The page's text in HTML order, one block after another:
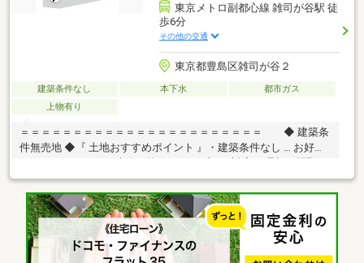
東京メトロ副都心線 雑司が谷駅 徒
歩6分
その他の交通
東京都豊島区雑司が谷２
建築条件なし 本下水
都市ガス
上物有り
＝＝＝＝＝＝＝＝＝＝＝＝＝＝＝＝＝＝＝＝＝＝＝ ◆ 建築条
件無売地 ◆『 土地おすすめポイント 』・建築条件なし … お好き
なハウスメーカーで建築可能・フリープラン対応 … 理想の間取り
を自由に実現・住まいの可能性が広がる整形地『 ロケーション
』・メトロ副都心線『雑司が谷』駅6分、有楽町線『護国寺』駅
12分利用可 … 毎日の移動が快適・都心へスムーズアクセス … 利便
性と住環境を両立『 サポート内容 』・間取り／建築相談可・住宅
ローン相談対応＝＝＝＝＝＝＝＝＝＝＝＝＝＝＝＝＝＝＝＝＝＝
＝